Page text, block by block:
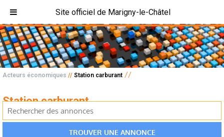
Acteurs économiques // Station carburant //
Station carburant
Site officiel de Marigny-le-Châtel